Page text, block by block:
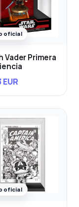
oficial
Vader Primera
EUR
oficial